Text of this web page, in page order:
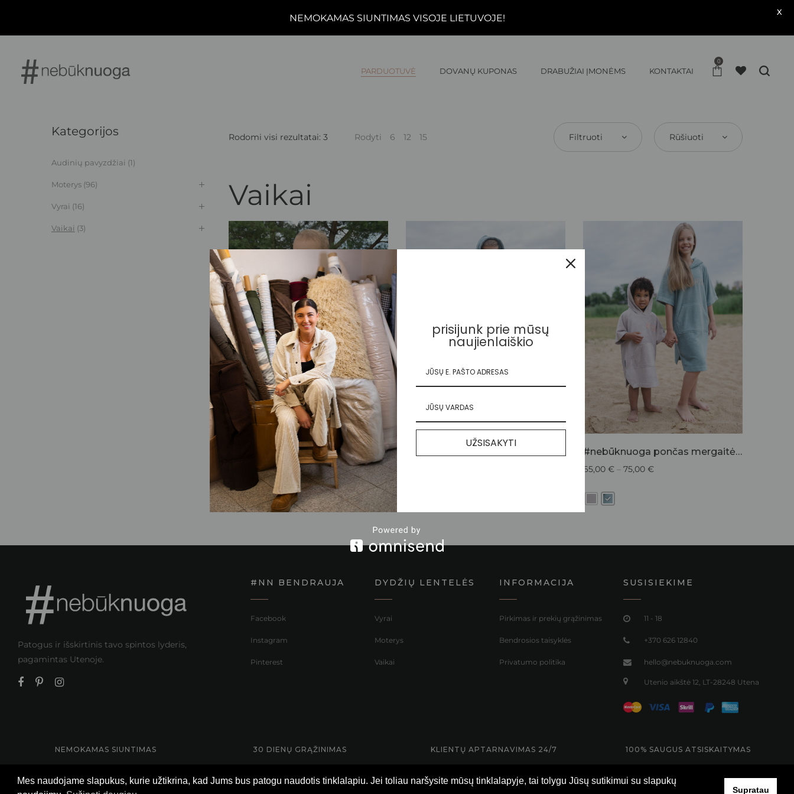
PARDUOTUVĖ DOVANŲ KUPONAS DRABUŽIAI ĮMONĖMS KONTAKTAI
0
Rodomi visi rezultatai: 3 Rodyti 6 12 15 Filtruoti Rūšiuoti
Vaikai
#nebūknuoga pončas mergaitėms
€ – 75,00 €
#nebūknuoga pončas mergaitėms
65,00 € – 75,00 €
Kategorijos
Audinių pavyzdžiai (1)
Moterys (96)
Vyrai (16)
Vaikai (3)
Patogus ir išskirtinis tavo spintos lyderis,
pagamintas Utenoje.
#NN BENDRAUJA
Facebook
Instagram
Pinterest
DYDŽIŲ LENTELĖS
Vyrai
Moterys
Vaikai
INFORMACIJA
Pirkimas ir prekių grąžinimas
Bendrosios taisyklės
Privatumo politika
SUSISIEKIME
11 - 18
+370 626 12840
hello@nebuknuoga.com
Utenio aikštė 12, LT-28248 Utena
NEMOKAMAS SIUNTIMAS 30 DIENŲ GRĄŽINIMAS KLIENTŲ APTARNAVIMAS 24/7 100% SAUGUS ATSISKAITYMAS
© 2021 #NEBŪKNUOGA Visos teisės saugomos.
NEMOKAMAS SIUNTIMAS VISOJE LIETUVOJE!
X
prisijunk prie mūsų
naujienlaiškio
UŽSISAKYTI
Mes naudojame slapukus, kurie užtikrina, kad Jums bus patogu naudotis tinklalapiu. Jei toliau naršysite mūsų tinklalapyje, tai tolygu Jūsų sutikimui su slapukų
Supratau